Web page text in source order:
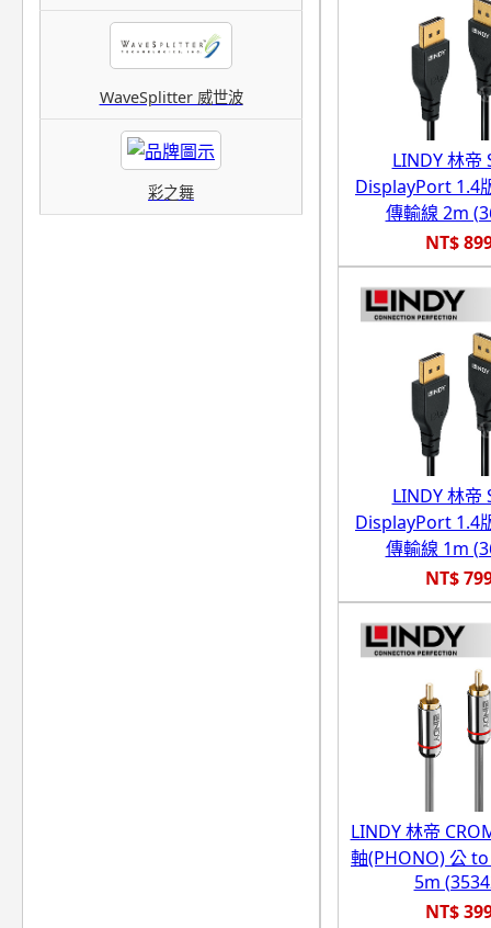
WaveSplitter 威世波
彩之舞
LINDY 林帝
DisplayPort 1.4
傳輸線 2m
NT$
LINDY 林帝
DisplayPort 1.4
傳輸線 1m
NT$
LINDY 林帝
軸(PHONO) 公
5m
NT$